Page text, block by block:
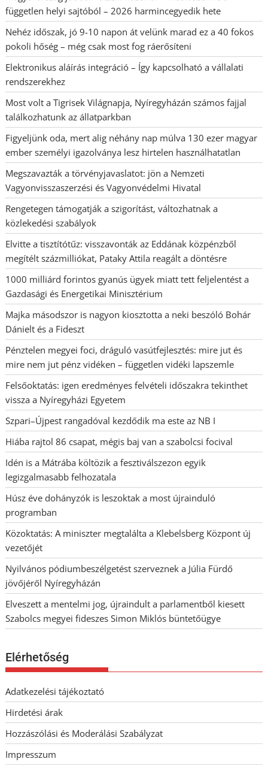
független helyi sajtóból – 2026 harmincegyedik hete
Nehéz időszak, jó 9-10 napon át velünk marad ez a 40 fokos
pokoli hőség – még csak most fog ráerősíteni
Elektronikus aláírás integráció – Így kapcsolható a vállalati
rendszerekhez
Most volt a Tigrisek Világnapja, Nyíregyházán számos fajjal
találkozhatunk az állatparkban
Figyeljünk oda, mert alig néhány nap múlva 130 ezer magyar
ember személyi igazolványa lesz hirtelen használhatatlan
Megszavazták a törvényjavaslatot: jön a Nemzeti
Vagyonvisszaszerzési és Vagyonvédelmi Hivatal
Rengetegen támogatják a szigorítást, változhatnak a
közlekedési szabályok
Elvitte a tisztítótűz: visszavonták az Eddának közpénzből
megítélt százmilliókat, Pataky Attila reagált a döntésre
1000 milliárd forintos gyanús ügyek miatt tett feljelentést a
Gazdasági és Energetikai Minisztérium
Majka másodszor is nagyon kiosztotta a neki beszóló Bohár
Dánielt és a Fideszt
Pénztelen megyei foci, dráguló vasútfejlesztés: mire jut és
mire nem jut pénz vidéken – független vidéki lapszemle
Felsőoktatás: igen eredményes felvételi időszakra tekinthet
vissza a Nyíregyházi Egyetem
Szpari–Újpest rangadóval kezdődik ma este az NB I
Hiába rajtol 86 csapat, mégis baj van a szabolcsi focival
Idén is a Mátrába költözik a fesztiválszezon egyik
legizgalmasabb felhozatala
Húsz éve dohányzók is leszoktak a most újrainduló
programban
Közoktatás: A miniszter megtalálta a Klebelsberg Központ új
vezetőjét
Nyilvános pódiumbeszélgetést szerveznek a Júlia Fürdő
jövőjéről Nyíregyházán
Elveszett a mentelmi jog, újraindult a parlamentből kiesett
Szabolcs megyei fideszes Simon Miklós büntetőügye
Elérhetőség
Adatkezelési tájékoztató
Hirdetési árak
Hozzászólási és Moderálási Szabályzat
Impresszum